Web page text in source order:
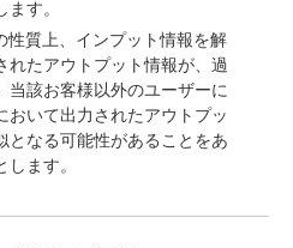
す。
性質上、インプット情報を解
れたアウトプット情報が、過
当該お客様以外のユーザーに
おいて出力されたアウトプッ
となる可能性があることをあ
ます。